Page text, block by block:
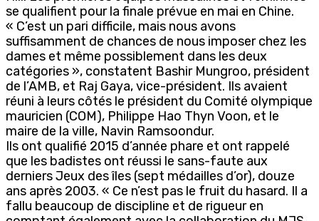
se qualifient pour la finale prévue en mai en Chine.
« C’est un pari difficile, mais nous avons
suffisamment de chances de nous imposer chez les
dames et même possiblement dans les deux
catégories », constatent Bashir Mungroo, président
de l’AMB, et Raj Gaya, vice-président. Ils avaient
réuni à leurs côtés le président du Comité olympique
mauricien (COM), Philippe Hao Thyn Voon, et le
maire de la ville, Navin Ramsoondur.
Ils ont qualifié 2015 d’année phare et ont rappelé
que les badistes ont réussi le sans-faute aux
derniers Jeux des îles (sept médailles d’or), douze
ans après 2003. « Ce n’est pas le fruit du hasard. Il a
fallu beaucoup de discipline et de rigueur en